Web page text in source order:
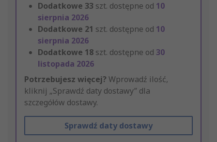
Dodatkowe 33 szt. dostępne od 10
sierpnia 2026
Dodatkowe 21 szt. dostępne od 10
sierpnia 2026
Dodatkowe 18 szt. dostępne od 30
listopada 2026
Potrzebujesz więcej? Wprowadź ilość,
kliknij „Sprawdź daty dostawy” dla
szczegółów dostawy.
Sprawdź daty dostawy